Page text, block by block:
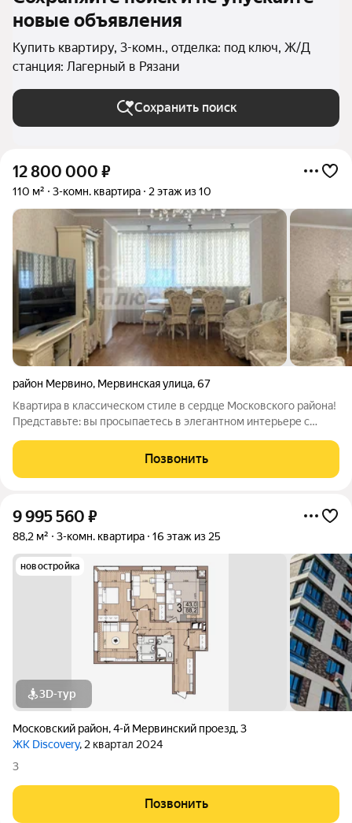
новые объявления
Купить квартиру, 3-комн., отделка: под ключ, Ж/Д
станция: Лагерный в Рязани
Сохранить поиск
12 800 000 ₽
110 м² 3-комн. квартира 2 этаж из 10
район Мервино, Мервинская улица,67
Квартира в классическом стиле в сердце Московского района!
Представьте: вы просыпаетесь в элегантном интерьере с
видом из окна. Это не просто квартира, это пространство со
вкусом. Локация этого
Позвонить
9 995 560 ₽
88,2 м² 3-комн. квартира 16 этаж из 25
новостройка
3D-тур
Московский район,4-й Мервинский проезд,3
ЖК Discovery, 2 квартал 2024
3
Позвонить